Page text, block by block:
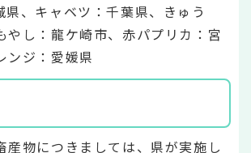
県、キャベツ：千葉県、きゅう
やし：龍ケ崎市、赤パプリカ：宮
ンジ：愛媛県
産物につきましては、県が実施し